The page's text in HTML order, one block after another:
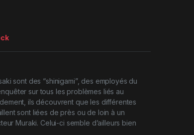
sont des “shinigami”, des employés du
sur tous les problèmes liés au
ils découvrent que les différentes
sont liées de près ou de loin à un
Muraki. Celui-ci semble d’ailleurs bien